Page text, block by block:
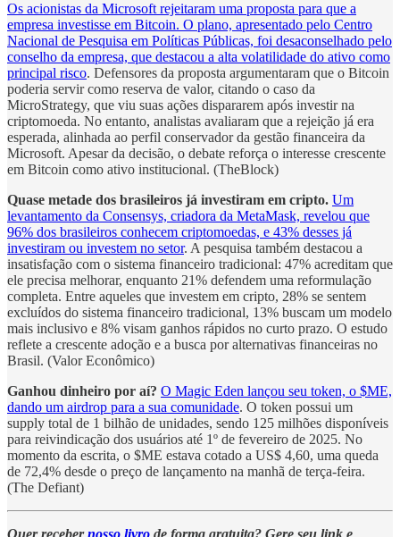
Os acionistas da Microsoft rejeitaram uma proposta para que a
empresa investisse em Bitcoin. O plano, apresentado pelo Centro
Nacional de Pesquisa em Políticas Públicas, foi desaconselhado pelo
conselho da empresa, que destacou a alta volatilidade do ativo como
principal risco. Defensores da proposta argumentaram que o Bitcoin
poderia servir como reserva de valor, citando o caso da
MicroStrategy, que viu suas ações dispararem após investir na
criptomoeda. No entanto, analistas avaliaram que a rejeição já era
esperada, alinhada ao perfil conservador da gestão financeira da
Microsoft. Apesar da decisão, o debate reforça o interesse crescente
em Bitcoin como ativo institucional. (TheBlock)
Quase metade dos brasileiros já investiram em cripto. Um
levantamento da Consensys, criadora da MetaMask, revelou que
96% dos brasileiros conhecem criptomoedas, e 43% desses já
investiram ou investem no setor. A pesquisa também destacou a
insatisfação com o sistema financeiro tradicional: 47% acreditam que
ele precisa melhorar, enquanto 21% defendem uma reformulação
completa. Entre aqueles que investem em cripto, 28% se sentem
excluídos do sistema financeiro tradicional, 13% buscam um modelo
mais inclusivo e 8% visam ganhos rápidos no curto prazo. O estudo
reflete a crescente adoção e a busca por alternativas financeiras no
Brasil. (Valor Econômico)
Ganhou dinheiro por aí? O Magic Eden lançou seu token, o $ME,
dando um airdrop para a sua comunidade. O token possui um
supply total de 1 bilhão de unidades, sendo 125 milhões disponíveis
para reivindicação dos usuários até 1º de fevereiro de 2025. No
momento da escrita, o $ME estava cotado a US$ 4,60, uma queda
de 72,4% desde o preço de lançamento na manhã de terça-feira.
(The Defiant)
Quer recebernosso livro de forma gratuita? Gere seu link e